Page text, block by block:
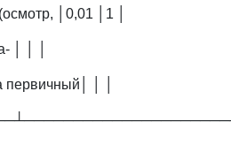
│0,01 │1 │
│ │ │
первичный│ │ │